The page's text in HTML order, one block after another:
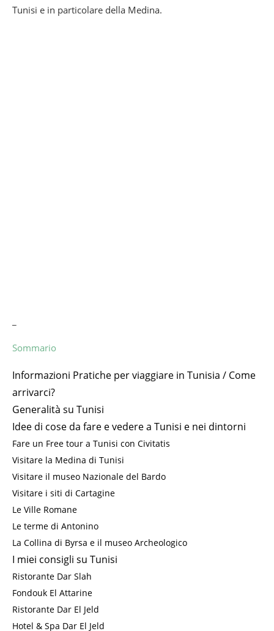
Tunisi e in particolare della Medina.
Sommario
Informazioni Pratiche per viaggiare in Tunisia / Come
arrivarci?
Generalità su Tunisi
Idee di cose da fare e vedere a Tunisi e nei dintorni
Fare un Free tour a Tunisi con Civitatis
Visitare la Medina di Tunisi
Visitare il museo Nazionale del Bardo
Visitare i siti di Cartagine
Le Ville Romane
Le terme di Antonino
La Collina di Byrsa e il museo Archeologico
I miei consigli su Tunisi
Ristorante Dar Slah
Fondouk El Attarine
Ristorante Dar El Jeld
Hotel & Spa Dar El Jeld